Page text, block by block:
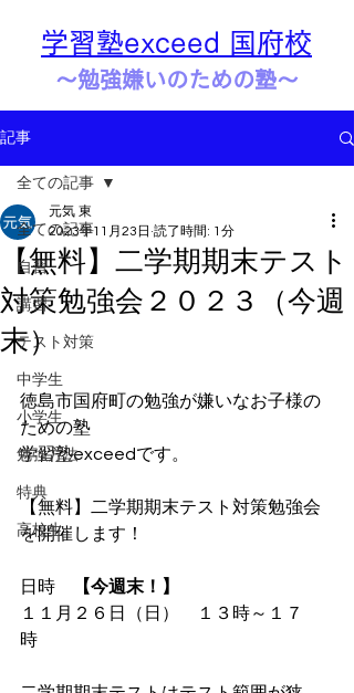
学習塾exceed 国府校
​​～勉強嫌いのための塾～
記事
全ての記事
自習
講習
テスト対策
中学生
小学生
勉強方法
特典
高校生
全ての記事
【無料】二学期期末テスト
対策勉強会２０２３（今週
末）
元気 東
2023年11月23日 読了時間: 1分
徳島市国府町の勉強が嫌いなお子様の
ための塾
学習塾exceedです。
【無料】二学期期末テスト対策勉強会
を開催します！
日時
【今週末！】
１１月２６日（日）　１３時～１７
時